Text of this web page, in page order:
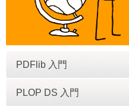
PDFlib 入門
PLOP DS 入門